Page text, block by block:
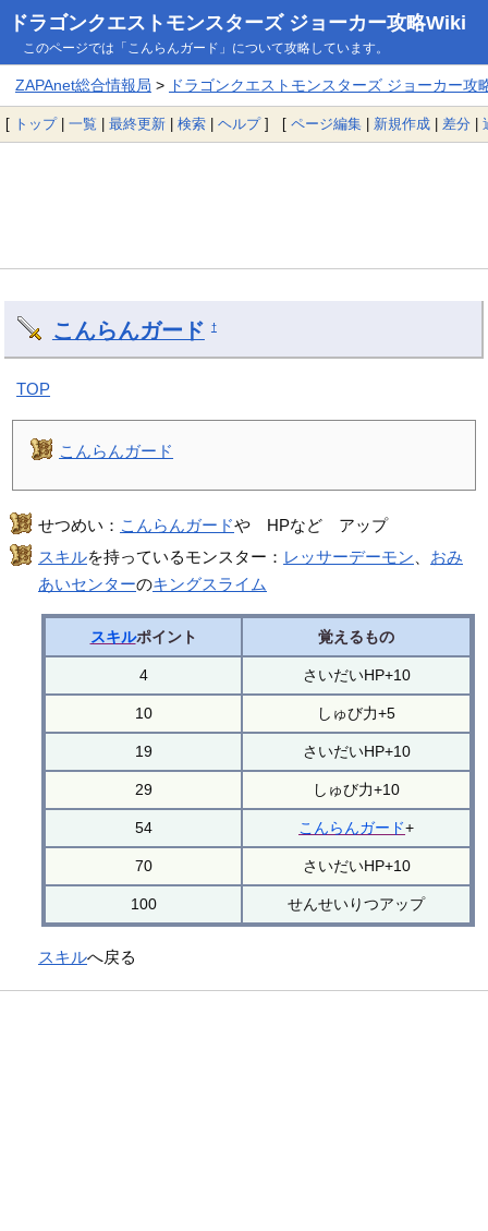
ドラゴンクエストモンスターズ ジョーカー攻略Wiki
このページでは「こんらんガード」について攻略しています。
ZAPAnet総合情報局 > ドラゴンクエストモンスターズ ジョーカー攻
[ トップ| 一覧 | 最終更新 | 検索 | ヘルプ] [ ページ編集 | 新規作成 | 差分 |
こんらんガード †
TOP
こんらんガード
せつめい： こんらんガードや HPなど アップ
スキルを持っているモンスター： レッサーデーモン
おみ
あいセンターのキングスライム
スキルポイント 覚えるもの
4 さいだいHP+10
10 しゅび力+5
19 さいだいHP+10
29 しゅび力+10
54 こんらんガード+
70 さいだいHP+10
100 せんせいりつアップ
スキルへ戻る